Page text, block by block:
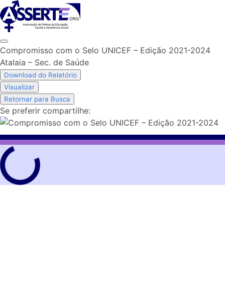
Skip
to
content
Compromisso com o Selo UNICEF – Edição 2021-2024
Atalaia – Sec. de Saúde
Download do Relatório
Visualizar
Retornar para Busca
Se preferir compartilhe: